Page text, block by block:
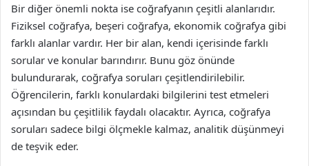
Bir diğer önemli nokta ise coğrafyanın çeşitli alanlarıdır.
Fiziksel coğrafya, beşeri coğrafya, ekonomik coğrafya gibi
farklı alanlar vardır. Her bir alan, kendi içerisinde farklı
sorular ve konular barındırır. Bunu göz önünde
bulundurarak, coğrafya soruları çeşitlendirilebilir.
Öğrencilerin, farklı konulardaki bilgilerini test etmeleri
açısından bu çeşitlilik faydalı olacaktır. Ayrıca, coğrafya
soruları sadece bilgi ölçmekle kalmaz, analitik düşünmeyi
de teşvik eder.